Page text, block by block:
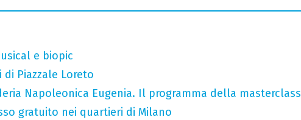
e biopic
Piazzale Loreto
Napoleonica Eugenia. Il programma della masterclass
gratuito nei quartieri di Milano